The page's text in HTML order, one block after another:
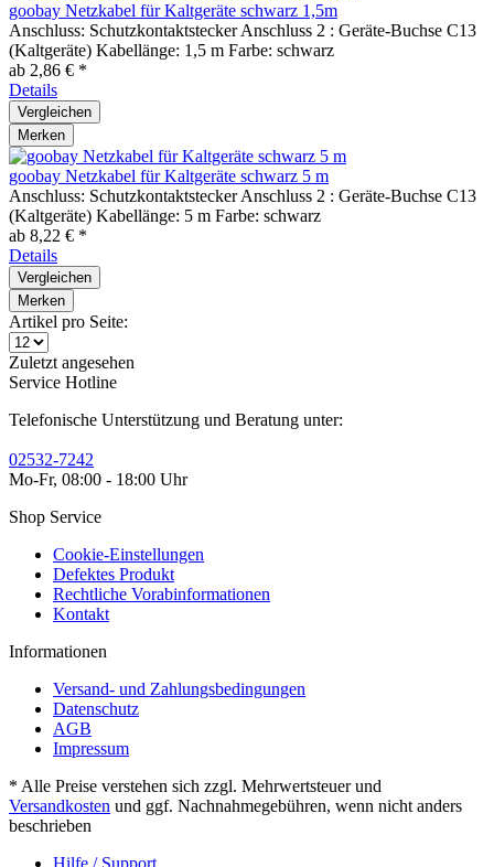
goobay Netzkabel für Kaltgeräte schwarz 1,5m
Anschluss: Schutzkontaktstecker Anschluss 2 : Geräte-Buchse C13
(Kaltgeräte) Kabellänge: 1,5 m Farbe: schwarz
ab 2,86 € *
Details
Vergleichen
Merken
goobay Netzkabel für Kaltgeräte schwarz 5 m
Anschluss: Schutzkontaktstecker Anschluss 2 : Geräte-Buchse C13
(Kaltgeräte) Kabellänge: 5 m Farbe: schwarz
ab 8,22 € *
Details
Vergleichen
Merken
Artikel pro Seite:
Zuletzt angesehen
Service Hotline
Telefonische Unterstützung und Beratung unter:
02532-7242
Mo-Fr, 08:00 - 18:00 Uhr
Shop Service
Cookie-Einstellungen
Defektes Produkt
Rechtliche Vorabinformationen
Kontakt
Informationen
Versand- und Zahlungsbedingungen
Datenschutz
AGB
Impressum
* Alle Preise verstehen sich zzgl. Mehrwertsteuer und
Versandkosten und ggf. Nachnahmegebühren, wenn nicht anders
beschrieben
Hilfe / Support